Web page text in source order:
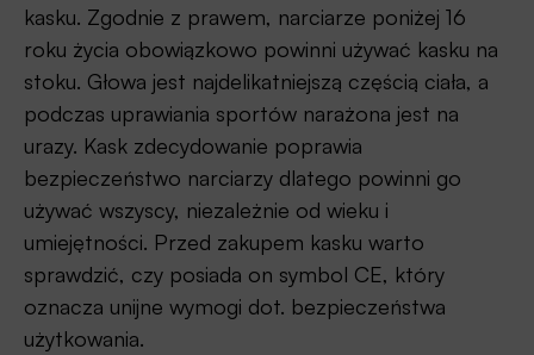
kasku. Zgodnie z prawem, narciarze poniżej 16
roku życia obowiązkowo powinni używać kasku na
stoku. Głowa jest najdelikatniejszą częścią ciała, a
podczas uprawiania sportów narażona jest na
urazy. Kask zdecydowanie poprawia
bezpieczeństwo narciarzy dlatego powinni go
używać wszyscy, niezależnie od wieku i
umiejętności. Przed zakupem kasku warto
sprawdzić, czy posiada on symbol CE, który
oznacza unijne wymogi dot. bezpieczeństwa
użytkowania.